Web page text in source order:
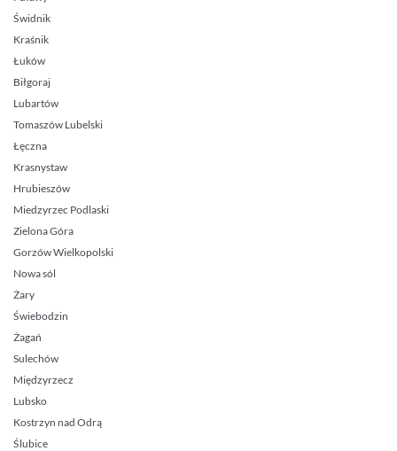
Świdnik
Kraśnik
Łuków
Biłgoraj
Lubartów
Tomaszów Lubelski
Łęczna
Krasnystaw
Hrubieszów
Miedzyrzec Podlaski
Zielona Góra
Gorzów Wielkopolski
Nowa sól
Żary
Świebodzin
Żagań
Sulechów
Międzyrzecz
Lubsko
Kostrzyn nad Odrą
Ślubice